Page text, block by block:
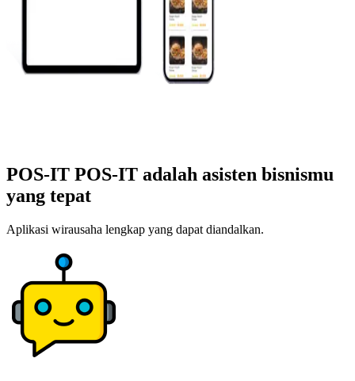
POS-IT POS-IT adalah asisten bisnismu
yang tepat
Aplikasi wirausaha lengkap yang dapat diandalkan.